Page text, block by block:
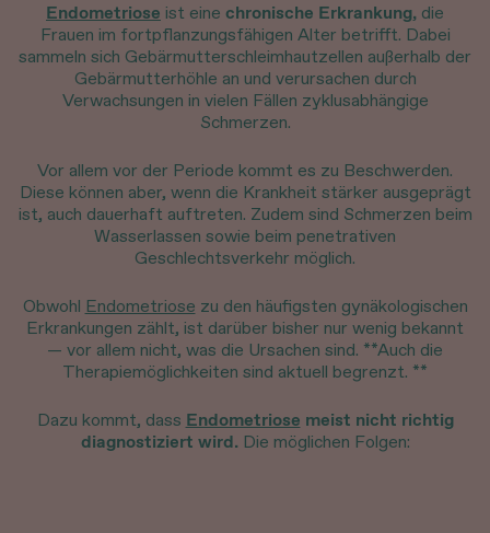
Endometriose ist eine chronische Erkrankung, die
Frauen im fortpflanzungsfähigen Alter betrifft. Dabei
sammeln sich Gebärmutterschleimhautzellen außerhalb der
Gebärmutterhöhle an und verursachen durch
Verwachsungen in vielen Fällen zyklusabhängige
Schmerzen.
Vor allem vor der Periode kommt es zu Beschwerden.
Diese können aber, wenn die Krankheit stärker ausgeprägt
ist, auch dauerhaft auftreten. Zudem sind Schmerzen beim
Wasserlassen sowie beim penetrativen
Geschlechtsverkehr möglich.
Obwohl Endometriose zu den häufigsten gynäkologischen
Erkrankungen zählt, ist darüber bisher nur wenig bekannt
— vor allem nicht, was die Ursachen sind. **Auch die
Therapiemöglichkeiten sind aktuell begrenzt. **
Dazu kommt, dass Endometriose meist nicht richtig
diagnostiziert wird.Die möglichen Folgen: